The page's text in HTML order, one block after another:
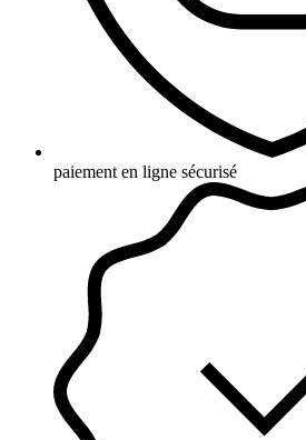
paiement en ligne sécurisé